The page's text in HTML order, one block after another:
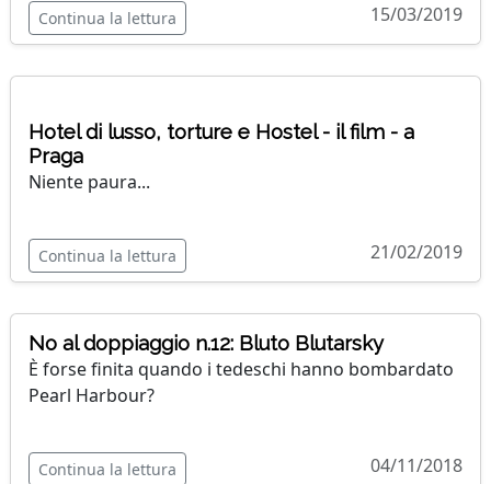
Continua la lettura 15/03/2019
Hotel di lusso, torture e Hostel - il film - a
Praga
Niente paura...
Continua la lettura 21/02/2019
No al doppiaggio n.12: Bluto Blutarsky
È forse finita quando i tedeschi hanno bombardato
Pearl Harbour?
Continua la lettura 04/11/2018